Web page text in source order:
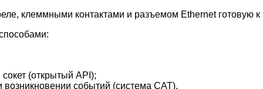
клеммными контактами и разъемом Ethernet готовую к
(открытый API);
событий (система CAT).